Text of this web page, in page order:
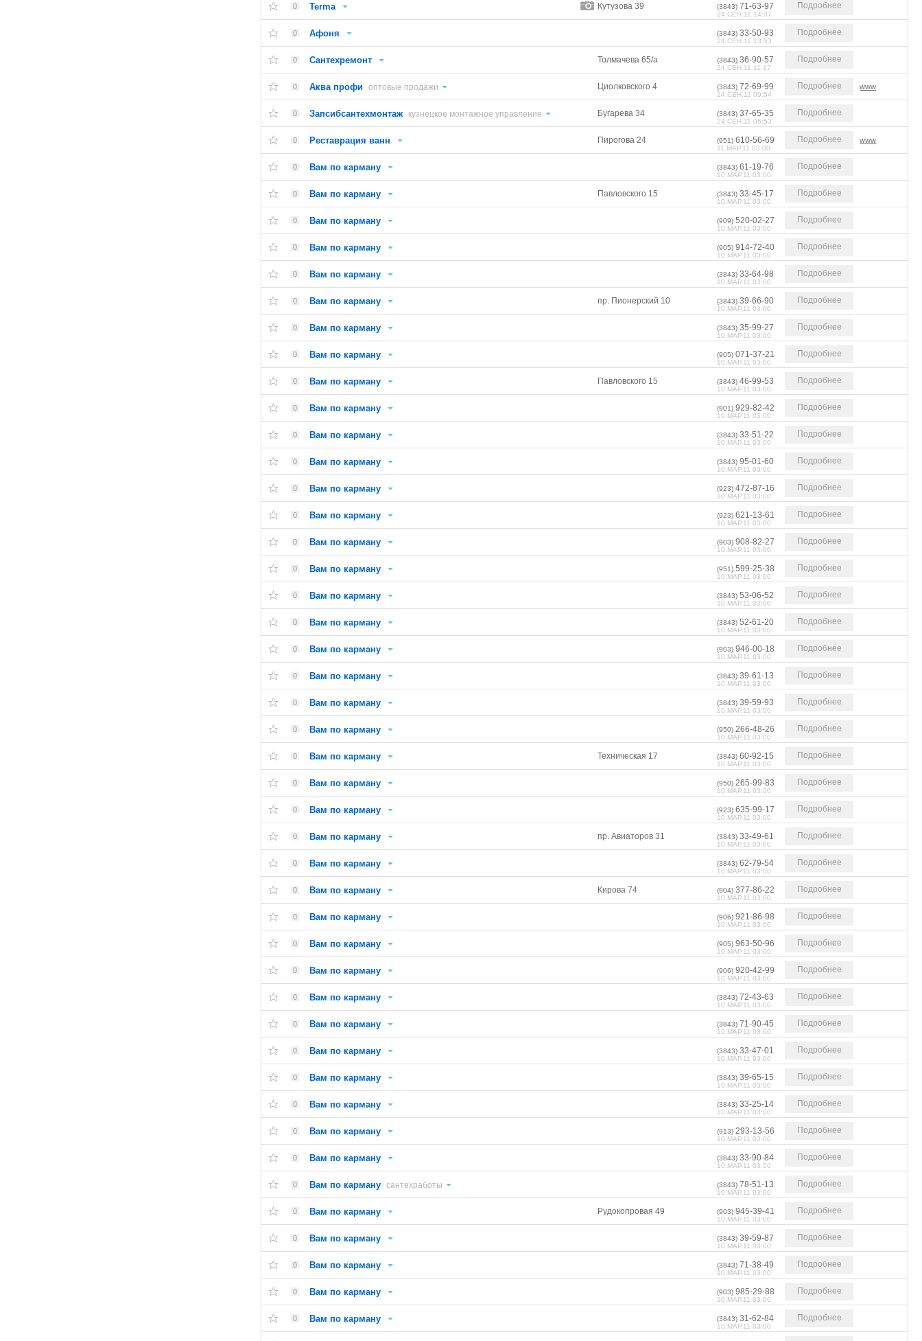
0 Terma Кутузова 39 (3843) 71-63-97
24.СЕН.11 14:37
Подробнее
0 Афоня (3843) 33-50-93
24.СЕН.11 13:53
Подробнее
0 Сантехремонт Толмачева 65/а (3843) 36-90-57
24.СЕН.11 11:17
Подробнее
0 Аква профи оптовые продажи Циолковского 4 (3843) 72-69-99
24.СЕН.11 09:54
Подробнее www
0 Запсибсантехмонтаж кузнецкое монтажное управление Бугарева 34 (3843) 37-65-35
24.СЕН.11 06:53
Подробнее
0 Реставрация ванн Пирогова 24 (951) 610-56-69
11.МАР.11 03:00
Подробнее www
0 Вам по карману (3843) 61-19-76
10.МАР.11 03:00
Подробнее
0 Вам по карману Павловского 15 (3843) 33-45-17
10.МАР.11 03:00
Подробнее
0 Вам по карману (909) 520-02-27
10.МАР.11 03:00
Подробнее
0 Вам по карману (905) 914-72-40
10.МАР.11 03:00
Подробнее
0 Вам по карману (3843) 33-64-98
10.МАР.11 03:00
Подробнее
0 Вам по карману пр. Пионерский 10 (3843) 39-66-90
10.МАР.11 03:00
Подробнее
0 Вам по карману (3843) 35-99-27
10.МАР.11 03:00
Подробнее
0 Вам по карману (905) 071-37-21
10.МАР.11 03:00
Подробнее
0 Вам по карману Павловского 15 (3843) 46-99-53
10.МАР.11 03:00
Подробнее
0 Вам по карману (901) 929-82-42
10.МАР.11 03:00
Подробнее
0 Вам по карману (3843) 33-51-22
10.МАР.11 03:00
Подробнее
0 Вам по карману (3843) 95-01-60
10.МАР.11 03:00
Подробнее
0 Вам по карману (923) 472-87-16
10.МАР.11 03:00
Подробнее
0 Вам по карману (923) 621-13-61
10.МАР.11 03:00
Подробнее
0 Вам по карману (903) 908-82-27
10.МАР.11 03:00
Подробнее
0 Вам по карману (951) 599-25-38
10.МАР.11 03:00
Подробнее
0 Вам по карману (3843) 53-06-52
10.МАР.11 03:00
Подробнее
0 Вам по карману (3843) 52-61-20
10.МАР.11 03:00
Подробнее
0 Вам по карману (903) 946-00-18
10.МАР.11 03:00
Подробнее
0 Вам по карману (3843) 39-61-13
10.МАР.11 03:00
Подробнее
0 Вам по карману (3843) 39-59-93
10.МАР.11 03:00
Подробнее
0 Вам по карману (950) 266-48-26
10.МАР.11 03:00
Подробнее
0 Вам по карману Техническая 17 (3843) 60-92-15
10.МАР.11 03:00
Подробнее
0 Вам по карману (950) 265-99-83
10.МАР.11 03:00
Подробнее
0 Вам по карману (923) 635-99-17
10.МАР.11 03:00
Подробнее
0 Вам по карману пр. Авиаторов 31 (3843) 33-49-61
10.МАР.11 03:00
Подробнее
0 Вам по карману (3843) 62-79-54
10.МАР.11 03:00
Подробнее
0 Вам по карману Кирова 74 (904) 377-86-22
10.МАР.11 03:00
Подробнее
0 Вам по карману (906) 921-86-98
10.МАР.11 03:00
Подробнее
0 Вам по карману (905) 963-50-96
10.МАР.11 03:00
Подробнее
0 Вам по карману (906) 920-42-99
10.МАР.11 03:00
Подробнее
0 Вам по карману (3843) 72-43-63
10.МАР.11 03:00
Подробнее
0 Вам по карману (3843) 71-90-45
10.МАР.11 03:00
Подробнее
0 Вам по карману (3843) 33-47-01
10.МАР.11 03:00
Подробнее
0 Вам по карману (3843) 39-65-15
10.МАР.11 03:00
Подробнее
0 Вам по карману (3843) 33-25-14
10.МАР.11 03:00
Подробнее
0 Вам по карману (913) 293-13-56
10.МАР.11 03:00
Подробнее
0 Вам по карману (3843) 33-90-84
10.МАР.11 03:00
Подробнее
0 Вам по карману сантехработы (3843) 78-51-13
10.МАР.11 03:00
Подробнее
0 Вам по карману Рудокопровая 49 (903) 945-39-41
10.МАР.11 03:00
Подробнее
0 Вам по карману (3843) 39-59-87
10.МАР.11 03:00
Подробнее
0 Вам по карману (3843) 71-38-49
10.МАР.11 03:00
Подробнее
0 Вам по карману (903) 985-29-88
10.МАР.11 03:00
Подробнее
0 Вам по карману (3843) 31-62-84
10.МАР.11 03:00
Подробнее